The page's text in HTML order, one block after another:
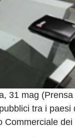
31 mag
tra i
Commerciale